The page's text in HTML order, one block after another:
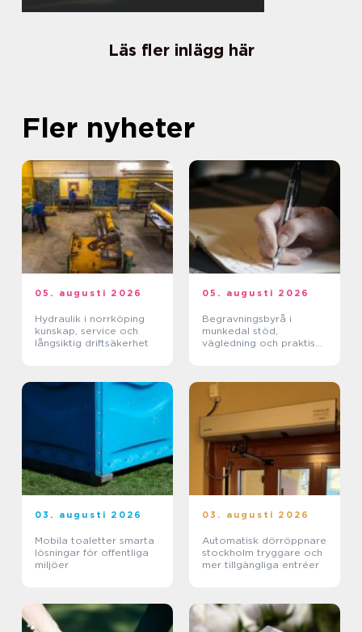
Läs fler inlägg här
Fler nyheter
05. augusti 2026
Hydraulik i norrköping
kunskap, service och
långsiktig driftsäkerhet
05. augusti 2026
Begravningsbyrå i
munkedal stöd,
vägledning och praktisk
03. augusti 2026
Mobila toaletter smarta
lösningar för offentliga
miljöer
03. augusti 2026
Automatisk dörröppnare
stockholm tryggare och
mer tillgängliga entréer